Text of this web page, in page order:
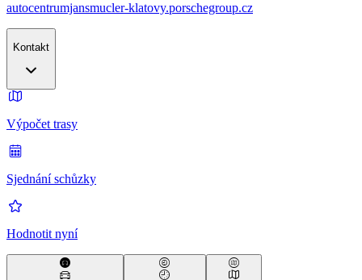
autocentrumjansmucler-klatovy.porschegroup.cz
Kontakt
Výpočet trasy
Sjednání schůzky
Hodnotit nyní